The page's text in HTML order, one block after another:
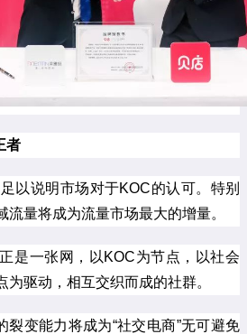
者
以说明市场对于KOC的认可。特别
流量将成为流量市场最大的增量。
是一张网，以KOC为节点，以社会
为驱动，相互交织而成的社群。
裂变能力将成为“社交电商”无可避免